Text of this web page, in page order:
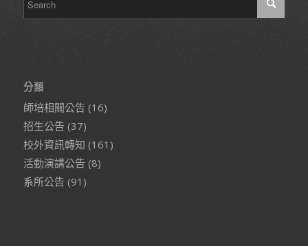
分類
師培相關公告 (16)
招生公告 (37)
校外資訊轉知 (161)
活動演講公告 (8)
系所公告 (91)